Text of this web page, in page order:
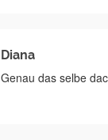
Diana
Genau das selbe